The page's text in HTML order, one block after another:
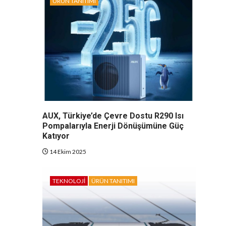
AUX, Türkiye’de Çevre Dostu R290 Isı
Pompalarıyla Enerji Dönüşümüne Güç
Katıyor
14 Ekim 2025
TEKNOLOJI ÜRÜN TANITIMI